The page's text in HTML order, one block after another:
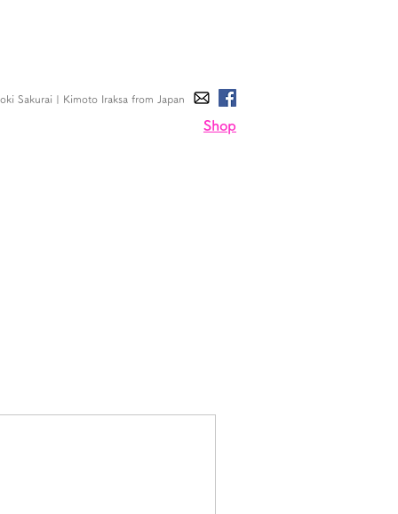
Sakurai | Kimoto Iraksa from Japan
Shop